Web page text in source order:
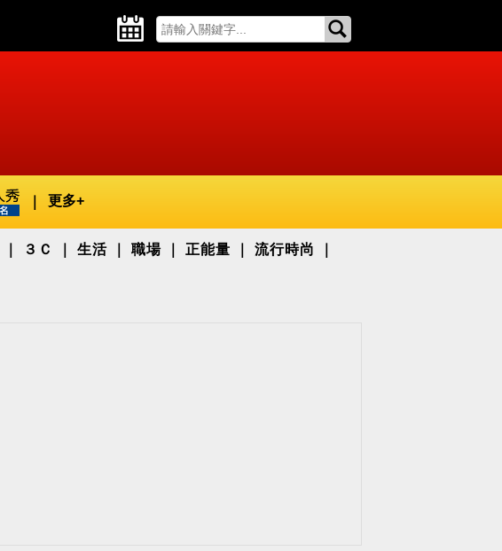
更多+
３Ｃ 生活 職場 正能量 流行時尚